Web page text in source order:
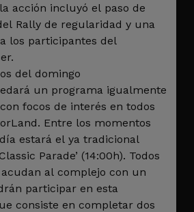
acción incluyó el paso de
Rally de regularidad y una
los participantes del
del domingo
un programa igualmente
focos de interés en todos
Entre los momentos
estará el ya tradicional
Parade’ (14:00h). Todos
al complejo con un
participar en esta
consiste en completar dos